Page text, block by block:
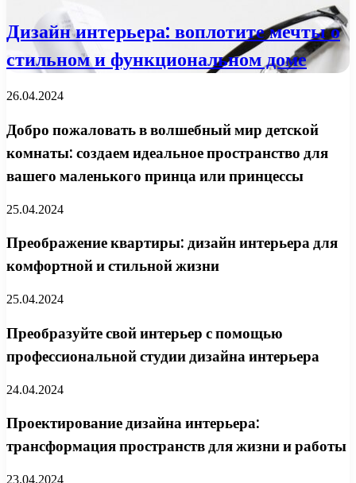
Дизайн интерьера: воплотите мечты о
стильном и функциональном доме
26.04.2024
Добро пожаловать в волшебный мир детской
комнаты: создаем идеальное пространство для
вашего маленького принца или принцессы
25.04.2024
Преображение квартиры: дизайн интерьера для
комфортной и стильной жизни
25.04.2024
Преобразуйте свой интерьер с помощью
профессиональной студии дизайна интерьера
24.04.2024
Проектирование дизайна интерьера:
трансформация пространств для жизни и работы
23.04.2024